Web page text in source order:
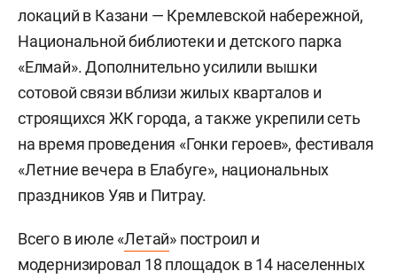
локаций в Казани — Кремлевской набережной,
Национальной библиотеки и детского парка
«Елмай». Дополнительно усилили вышки
сотовой связи вблизи жилых кварталов и
строящихся ЖК города, а также укрепили сеть
на время проведения «Гонки героев», фестиваля
«Летние вечера в Елабуге», национальных
праздников Уяв и Питрау.
Всего в июле «Летай» построил и
модернизировал 18 площадок в 14 населенных